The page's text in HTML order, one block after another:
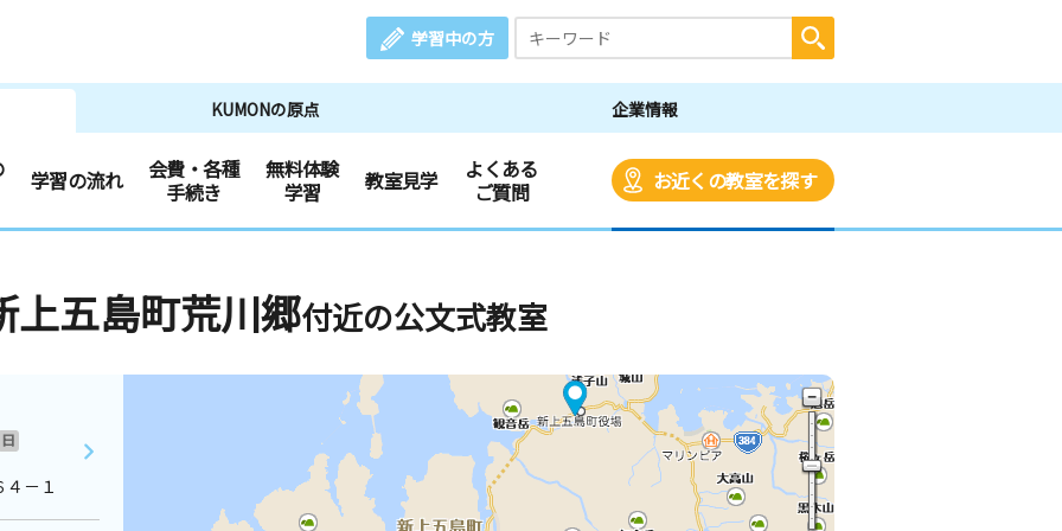
学習中の方
KUMONの原点 企業情報
学習の流れ
会費・各種
手続き
無料体験
学習
教室見学
よくある
ご質問
お近くの教室を探す
上五島町荒川郷付近の公文式教室
日
－１